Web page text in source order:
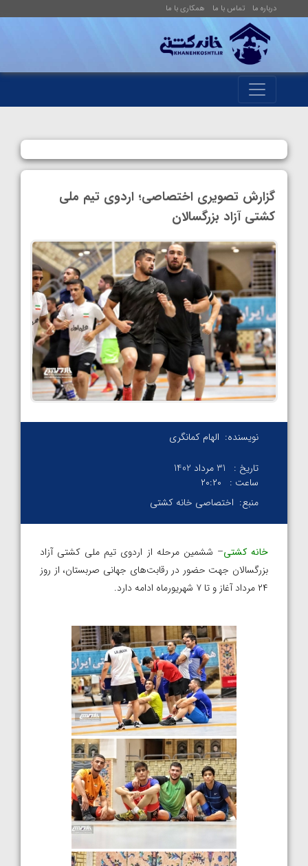
درباره ما تماس با ما همکاری با ما
گزارش تصویری اختصاصی؛ اردوی تیم ملی
کشتی آزاد بزرگسالان
نویسنده: الهام کمانگری
تاریخ :
31 مرداد 1402
ساعت :
۲۰:۲۰
منبع: اختصاصی خانه کشتی
خانه کشتی– ششمین مرحله از اردوی تیم ملی کشتی آزاد
بزرگسالان جهت حضور در رقابت‌های جهانی صربستان، از روز
۲۴ مرداد آغاز و تا ۷ شهریورماه ادامه دارد.